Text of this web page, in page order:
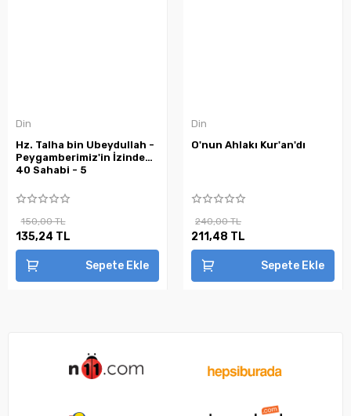
Din
Hz. Talha bin Ubeydullah -
Peygamberimiz'in İzinde
40 Sahabi - 5
150,00 TL
135,24 TL
Sepete Ekle
Din
O'nun Ahlakı Kur'an'dı
240,00 TL
211,48 TL
Sepete Ekle